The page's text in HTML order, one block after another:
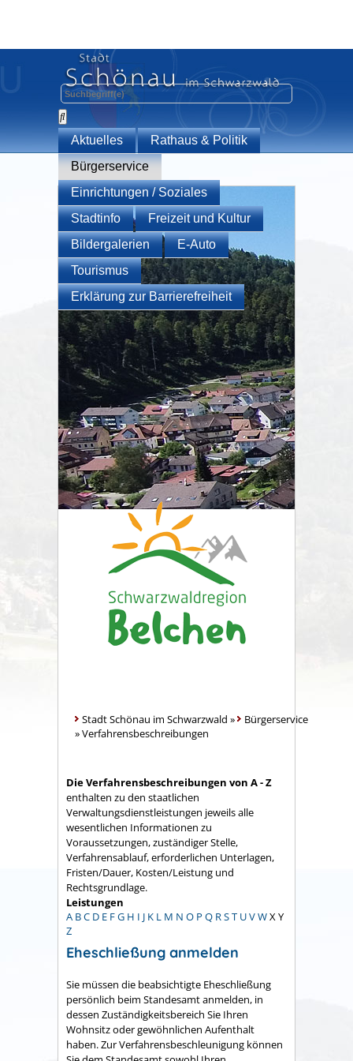
Aktuelles
Rathaus & Politik
Bürgerservice
Einrichtungen / Soziales
Stadtinfo
Freizeit und Kultur
Bildergalerien
E-Auto
Tourismus
Erklärung zur Barrierefreiheit
Stadt Schönau im Schwarzwald »
Bürgerservice
»Verfahrensbeschreibungen
Die Verfahrensbeschreibungen von A - Z
enthalten zu den staatlichen
Verwaltungsdienstleistungen jeweils alle
wesentlichen Informationen zu
Voraussetzungen, zuständiger Stelle,
Verfahrensablauf, erforderlichen Unterlagen,
Fristen/Dauer, Kosten/Leistung und
Rechtsgrundlage.
Leistungen
A BC D E FG H I J K L M N O P Q RST UVWX Y
Z
Eheschließung anmelden
Sie müssen die beabsichtigte Eheschließung
persönlich beim Standesamt anmelden, in
dessen Zuständigkeitsbereich Sie Ihren
Wohnsitz oder gewöhnlichen Aufenthalt
haben.Zur Verfahrensbeschleunigung können